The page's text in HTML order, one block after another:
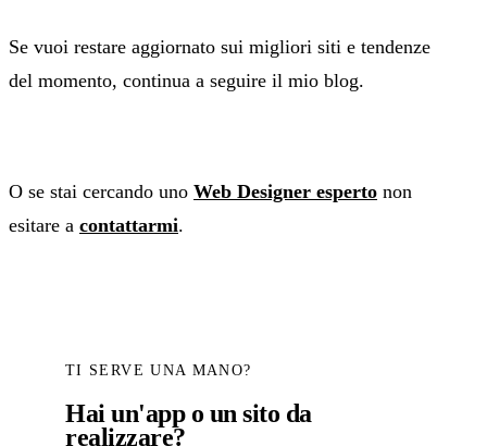
Se vuoi restare aggiornato sui migliori siti e tendenze
del momento, continua a seguire il mio blog.
O se stai cercando uno Web Designer esperto non
esitare a contattarmi.
TI SERVE UNA MANO?
Hai un'app o un sito da
realizzare?